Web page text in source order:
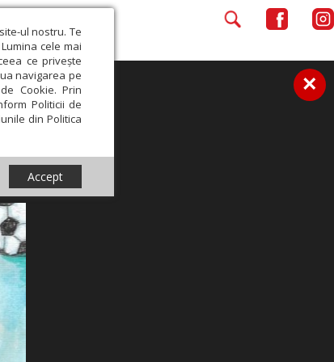
ul nostru. Te
cele mai
ce privește
navigarea pe
Cookie. Prin
Politicii de
din Politica
Accept
×